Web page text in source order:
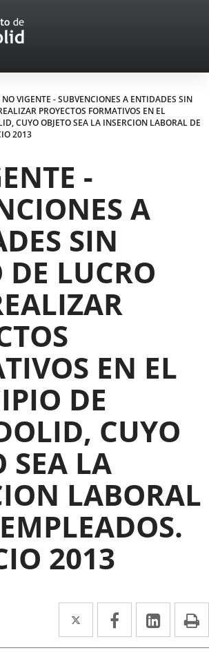
NO VIGENTE - SUBVENCIONES A ENTIDADES SIN
PROYECTOS FORMATIVOS EN EL
CUYO OBJETO SEA LA INSERCION LABORAL DE
2013
-
A
SIN
LUCRO
EN EL
DE
CUYO
SEA LA
LABORAL
2013
Twitter
Enlace
a
Facebook
Enlace
a
Enlace
a